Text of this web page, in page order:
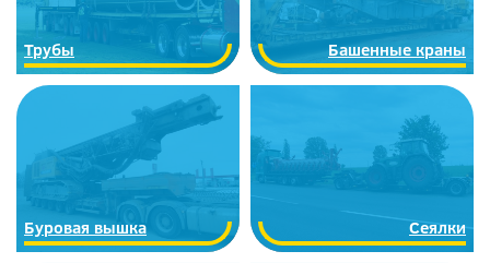
Трубы Башенные краны
Буровая вышка Сеялки